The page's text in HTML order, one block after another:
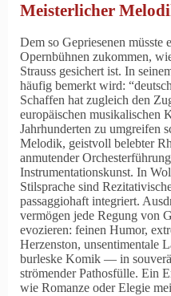
Meisterlicher
Dem so Gepriesenen
Opernbühnen zukommen,
Strauss gesichert ist. In
häufig bemerkt wird:
Schaffen hat zugleich den
europäischen musikalischen
Jahrhunderten zu umgreifen
Melodik, geistvoll belebter
anmutender
Instrumentationskunst. In
Stilsprache sind
passaggiohaft integriert.
vermögen jede Regung von
evozieren: feinen Humor,
Herzenston, unsentimentale
burleske Komik — in
strömender Pathosfülle. Ein
wie Romanze oder Elegie